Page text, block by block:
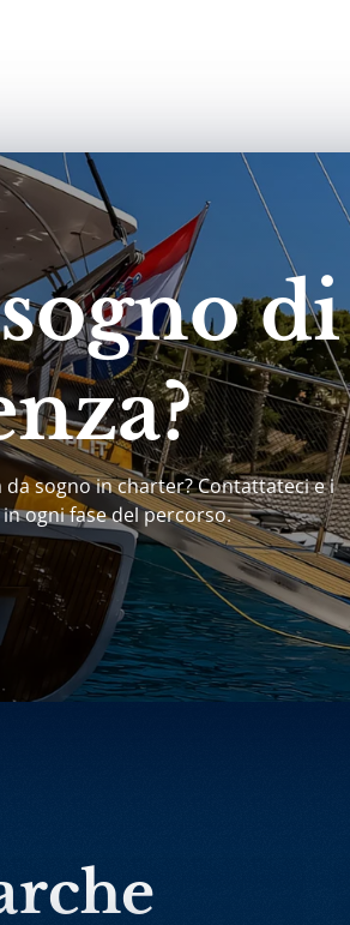
di
sogno in charter? Contattateci e i
ogni fase del percorso.